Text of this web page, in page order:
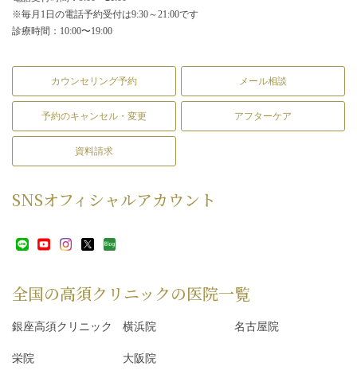
※毎月1日の電話予約受付は9:30～21:00です
診療時間：10:00〜19:00
カウンセリング予約 メール相談
予約のキャンセル・変更 アフターケア
資料請求
SNSオフィシャルアカウント
全国の高須クリニックの医院一覧
銀座高須クリニック 横浜院 名古屋院
栄院 大阪院